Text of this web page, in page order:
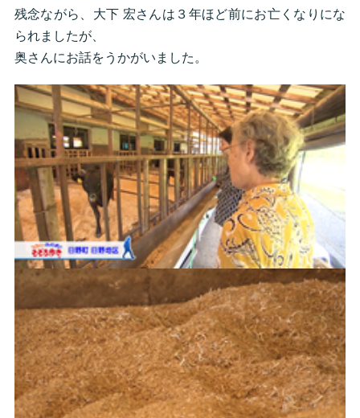
残念ながら、大下 宏さんは３年ほど前にお亡くなりにな
られましたが、
奥さんにお話をうかがいました。